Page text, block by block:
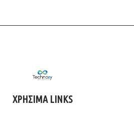
ΧΡΗΣΙΜΑ LINKS